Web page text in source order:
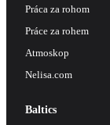
Práca za rohom
Práce za rohem
Atmoskop
Nelisa.com
Baltics